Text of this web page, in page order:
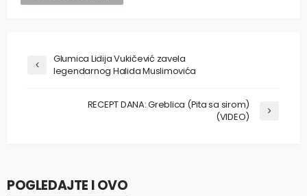
Glumica Lidija Vukičević zavela
legendarnog Halida Muslimovića
RECEPT DANA: Greblica (Pita sa sirom)
(VIDEO)
POGLEDAJTE I OVO